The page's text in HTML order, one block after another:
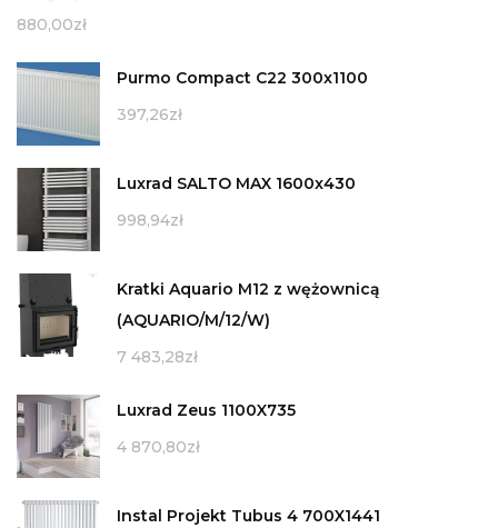
880,00zł
Purmo Compact C22 300x1100
397,26zł
Luxrad SALTO MAX 1600x430
998,94zł
Kratki Aquario M12 z wężownicą
(AQUARIO/M/12/W)
7 483,28zł
Luxrad Zeus 1100X735
4 870,80zł
Instal Projekt Tubus 4 700X1441